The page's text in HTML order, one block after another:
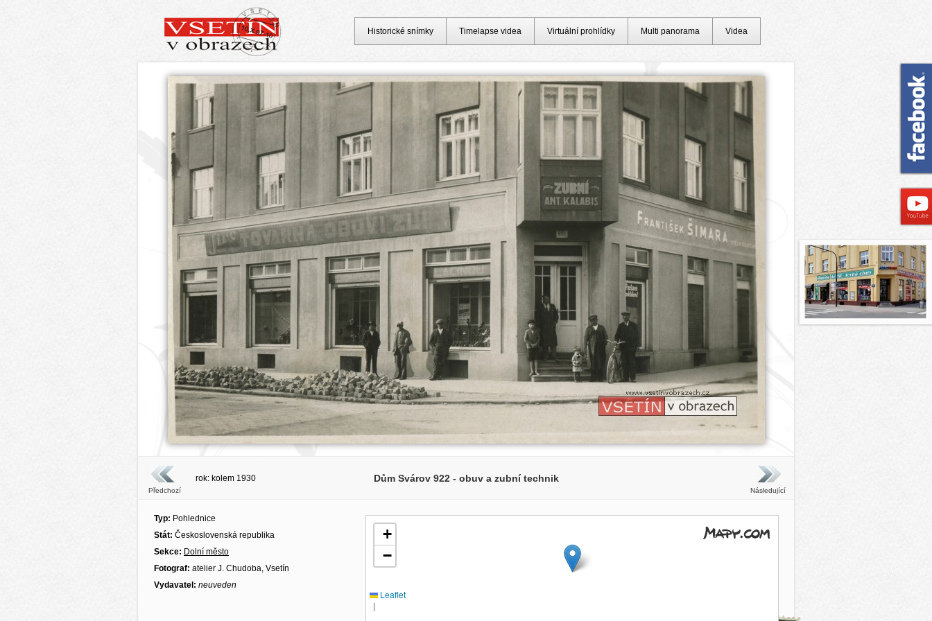
Předchozí
rok: kolem 1930 Dům Svárov 922 - obuv a zubní technik
Následující
Typ: Pohlednice
Stát: Československá republika
Sekce: Dolní město
Fotograf: atelier J. Chudoba, Vsetín
Vydavatel: neuveden
+
−
Leaflet
|
Historické snímky Timelapse videa Virtuální prohlídky Multi panorama Videa